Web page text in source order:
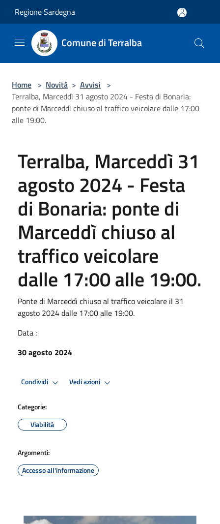
Regione Sardegna
Comune di Terralba
Home > Novità > Avvisi >
Terralba, Marceddì 31 agosto 2024 - Festa di Bonaria:
ponte di Marceddì chiuso al traffico veicolare dalle 17:00
alle 19:00.
Terralba, Marceddì 31
agosto 2024 - Festa
di Bonaria: ponte di
Marceddì chiuso al
traffico veicolare
dalle 17:00 alle 19:00.
Ponte di Marceddì chiuso al traffico veicolare il 31
agosto 2024 dalle 17:00 alle 19:00.
Data :
30 agosto 2024
Condividi Vedi azioni
Categorie:
Viabilità
Argomenti:
Accesso all'informazione